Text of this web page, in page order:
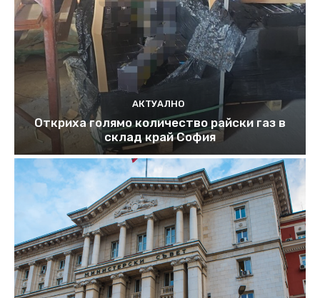
АКТУАЛНО
Откриха голямо количество райски газ в
склад край София